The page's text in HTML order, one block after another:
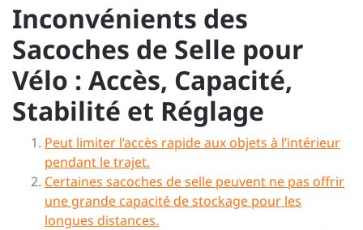
Inconvénients des
Sacoches de Selle pour
Vélo : Accès, Capacité,
Stabilité et Réglage
Peut limiter l’accès rapide aux objets à l’intérieur
pendant le trajet.
Certaines sacoches de selle peuvent ne pas offrir
une grande capacité de stockage pour les
longues distances.